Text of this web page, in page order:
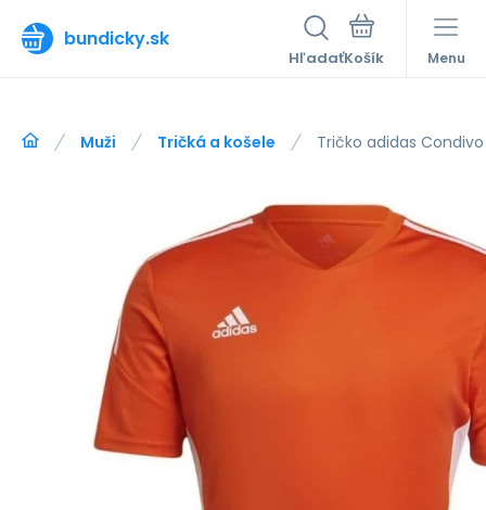
bundicky.sk
Hľadať Menu
Muži Tričká a košele Tričko adidas